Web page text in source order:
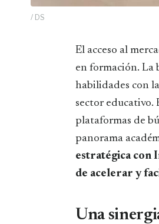
/ DS
El acceso al mercado laboral continúa siendo uno de los mayores desafíos para los jóvenes
en formación. La
habilidades con
sector educativo.
plataformas de
panorama
estratégica con
de acelerar y
Una